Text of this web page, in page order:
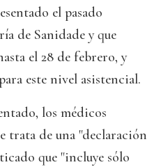
el pasado
de Sanidade y que
el 28 de febrero, y
este nivel asistencial.
los médicos
trata de una "declaración
que "incluye sólo